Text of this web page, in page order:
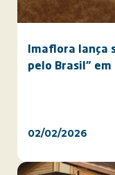
Imaflora lança
pelo Brasil” em
02/02/2026